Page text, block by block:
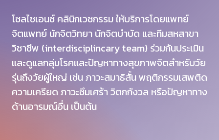
โซลไซเอนซ์ คลินิกเวชกรรม ให้บริการโดยแพทย์
จิตแพทย์ นักจิตวิทยา นักจิตบำบัด และทีมสหสาขา
วิชาชีพ (interdisciplincary team) ร่วมกันประเมิน
และดูแลกลุ่มโรคและปัญหาทางสุขภาพจิตสำหรับวัย
รุ่นถึงวัยผู้ใหญ่ เช่น ภาวะสมาธิสั้น พฤติกรรมเสพติด
ความเครียด ภาวะซึมเศร้า วิตกกังวล หรือปัญหาทาง
ด้านอารมณ์อื่น เป็นต้น